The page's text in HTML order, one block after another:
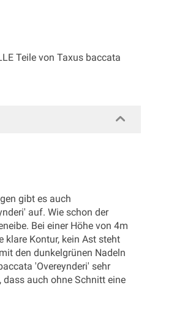
Teile von Taxus baccata
gibt es auch
auf. Wie schon der
Bei einer Höhe von 4m
klare Kontur, kein Ast steht
den dunkelgrünen Nadeln
'Overeynderi' sehr
dass auch ohne Schnitt eine